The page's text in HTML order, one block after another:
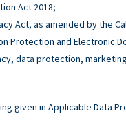
Act 2018;
Act, as amended by the
Protection and Electronic
data protection,
given in Applicable Data